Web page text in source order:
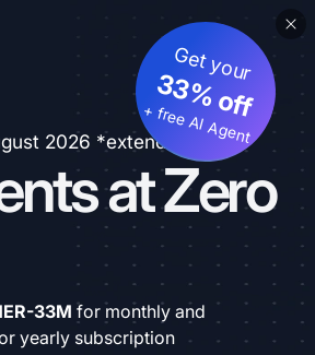
2026 *extended
at Zero
Get your
33% off
+ free AI Agent
33M for monthly and
yearly subscription